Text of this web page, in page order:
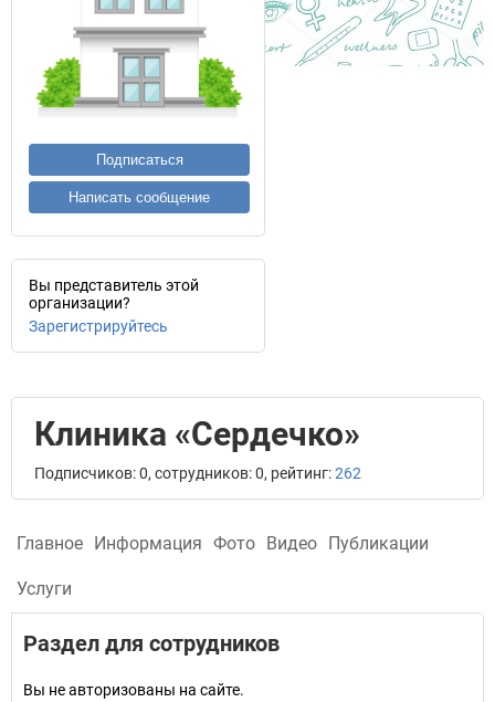
Подписаться
Написать сообщение
Вы представитель этой
организации?
Зарегистрируйтесь
Клиника «Сердечко»
Подписчиков: 0, сотрудников: 0, рейтинг:262
Главное Информация Фото Видео Публикации
Услуги
Раздел для сотрудников
Вы не авторизованы на сайте.